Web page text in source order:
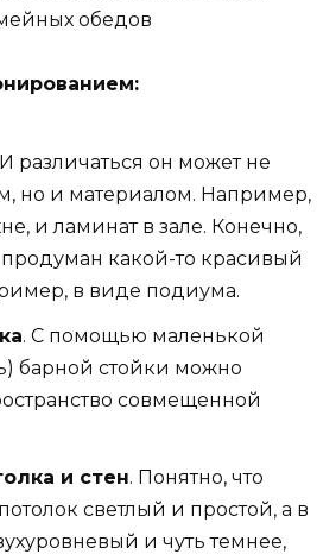
обедов
различаться он может не
но и материалом. Например,
и ламинат в зале. Конечно,
какой-то красивый
в виде подиума.
. С помощью маленькой
барной стойки можно
совмещенной
и стен. Понятно, что
светлый и простой, а в
и чуть темнее,